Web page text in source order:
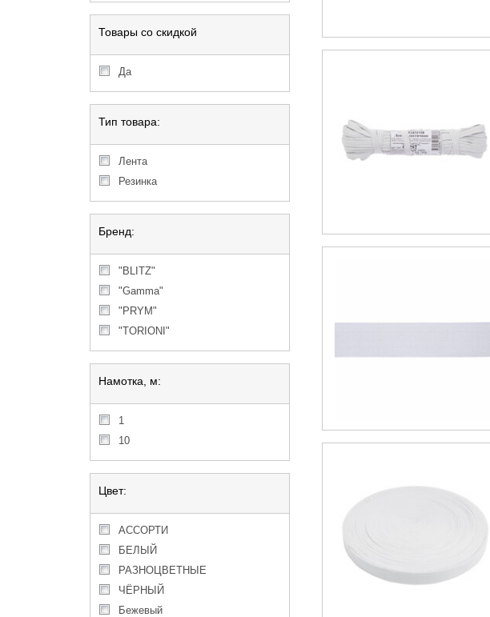
Товары со скидкой
Да
Тип товара:
Лента
Резинка
Бренд:
"BLITZ"
"Gamma"
"PRYM"
"TORIONI"
Намотка, м:
1
10
Цвет:
АССОРТИ
БЕЛЫЙ
РАЗНОЦВЕТНЫЕ
ЧЁРНЫЙ
бежевый